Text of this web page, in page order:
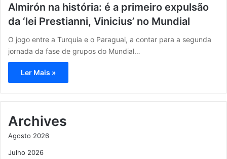
Almirón na história: é a primeiro expulsão
da ‘lei Prestianni, Vinicius’ no Mundial
O jogo entre a Turquia e o Paraguai, a contar para a segunda
jornada da fase de grupos do Mundial…
Ler Mais »
Archives
Agosto 2026
Julho 2026